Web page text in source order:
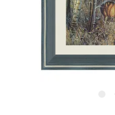
WYCENĘ
SITEMAP